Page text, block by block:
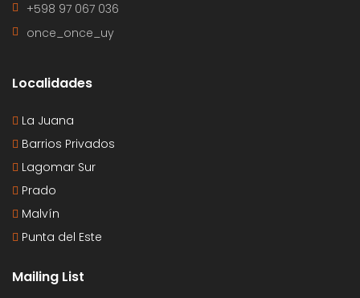
+598 97 067 036
once_once_uy
Localidades
La Juana
Barrios Privados
Lagomar Sur
Prado
Malvín
Punta del Este
Mailing List